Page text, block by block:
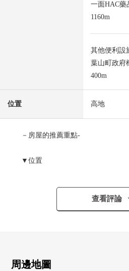
一面HAC藥
1160m
其他便利設
葉山町政府
400m
位置 高地
－房屋的推薦重點-
▼位置
・JR橫須賀線"逗子"車站公共汽車
"葉山鎮公所"停徒歩6分
・京急逗子線"逗子、葉山"車站公
・為面向南道路陽光良好
查看評論
周邊地圖